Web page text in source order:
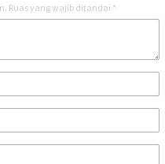
Ruas yang wajib ditandai *